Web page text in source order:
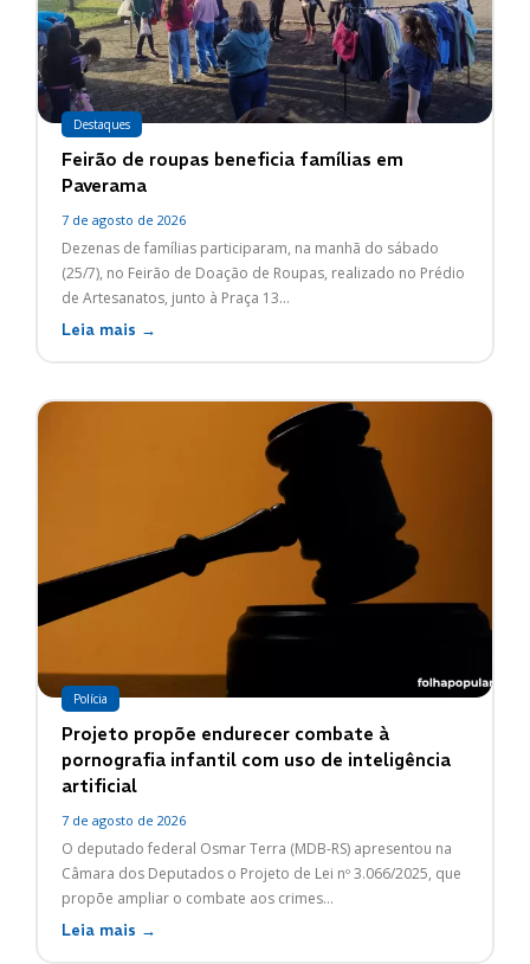
Destaques
Feirão de roupas beneficia famílias em
Paverama
7 de agosto de 2026
Dezenas de famílias participaram, na manhã do sábado
(25/7), no Feirão de Doação de Roupas, realizado no Prédio
de Artesanatos, junto à Praça 13...
Leia mais →
Polícia
Projeto propõe endurecer combate à
pornografia infantil com uso de inteligência
artificial
7 de agosto de 2026
O deputado federal Osmar Terra (MDB-RS) apresentou na
Câmara dos Deputados o Projeto de Lei nº 3.066/2025, que
propõe ampliar o combate aos crimes...
Leia mais →